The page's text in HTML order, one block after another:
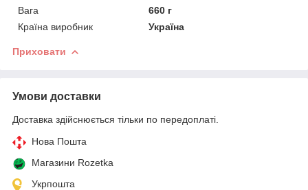
Вага
660 г
Країна виробник
Україна
Приховати
Умови доставки
Доставка здійснюється тільки по передоплаті.
Нова Пошта
Магазини Rozetka
Укрпошта